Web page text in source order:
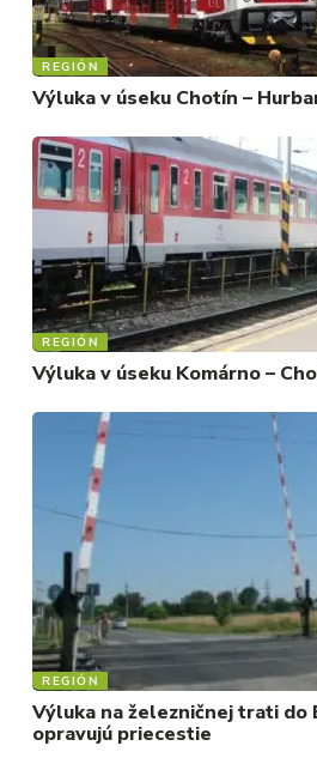
REGIÓN
Výluka v úseku Chotín –
REGIÓN
Výluka v úseku Komárno –
REGIÓN
Výluka na železničnej trati do
opravujú priecestie